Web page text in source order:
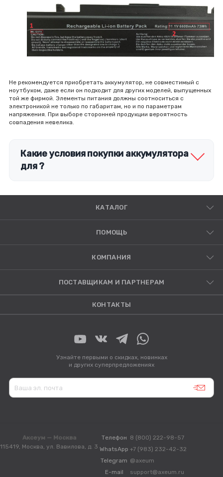
Не рекомендуется приобретать аккумулятор, не совместимый с
ноутбуком, даже если он подходит для других моделей, выпущенных
той же фирмой. Элементы питания должны соотноситься с
электроникой не только по габаритам, но и по параметрам
напряжения. При выборе сторонней продукции вероятность
совпадения невелика.
Какие условия покупки аккумулятора
для ?
КАТАЛОГ
ПОМОЩЬ
КОМПАНИЯ
ПОСТАВЩИКАМ И ПАРТНЕРАМ
КОНТАКТЫ
Узнайте первыми о скидках, новинках
и других суперпредложениях
Аксеум — Москва
115419, Москва, ул. Вавилова, д. 3
Телефон 8 (800) 222-98-57
WhatsApp +7 (983) 232-42-32
Telegram @axeum
E-mail
support@axeum.ru